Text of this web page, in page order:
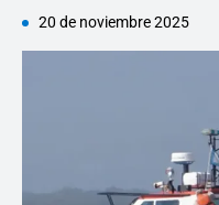
20 de noviembre 2025